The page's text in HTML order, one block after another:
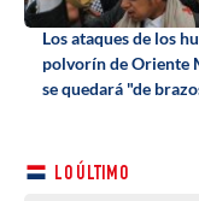
Los ataques de los
polvorín de Oriente
se quedará "de
LO ÚLTIMO